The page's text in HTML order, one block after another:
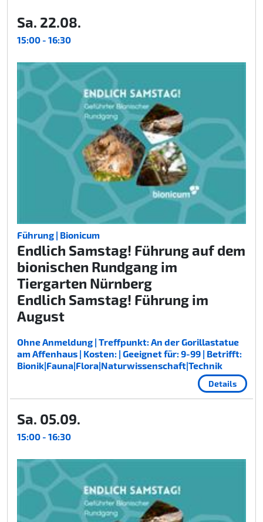
Sa. 22.08.
15:00 - 16:30
Führung | Bionicum
Endlich Samstag! Führung auf dem
bionischen Rundgang im
Tiergarten Nürnberg
Endlich Samstag! Führung im
August
Ohne Anmeldung | Treffpunkt: An der Gorillastatue
am Affenhaus | Kosten: | Geeignet für: 9-99 | Betrifft:
Bionik|Fauna|Flora|Naturwissenschaft|Technik
Details
Sa. 05.09.
15:00 - 16:30